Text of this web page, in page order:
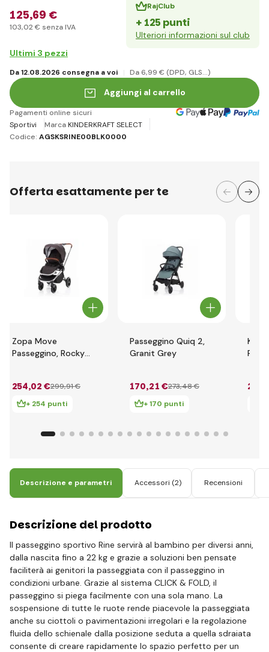
125,69 €
103,02 € senza IVA
RajClub
+ 125 punti
Ulteriori informazioni sul club
Ultimi 3 pezzi
Da 12.08.2026 consegna a voi Da 6,99 € (DPD, GLS...)
Aggiungi al carrello
Pagamenti online sicuri
Sportivi
MarcaKINDERKRAFT SELECT
Codice: AGSKSRINE00BLK0000
Offerta esattamente per te
Zopa Move
Passeggino, Rocky
254,02 €299,91 €
+ 254 punti
Passeggino Quiq 2,
Granit Grey
170,21 €273,48 €
+ 170 punti
243
Descrizione e parametri Accessori (2) Recensioni
Descrizione del prodotto
Il passeggino sportivo Rine servirà al bambino per diversi anni,
dalla nascita fino a 22 kg e grazie a soluzioni ben pensate
faciliterà ai genitori la passeggiata con il passeggino in
condizioni urbane. Grazie al sistema CLICK & FOLD, il
passeggino si piega facilmente con una sola mano. La
sospensione di tutte le ruote rende piacevole la passeggiata
anche su ciottoli o pavimentazioni irregolari e la regolazione
fluida dello schienale dalla posizione seduta a quella sdraiata
consente di creare rapidamente lo spazio perfetto per un